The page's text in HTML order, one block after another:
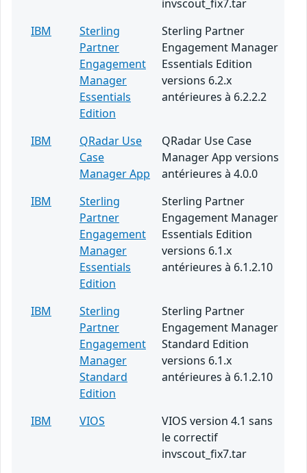
invscout_fix7.tar
IBM
Sterling
Partner
Engagement
Manager
Essentials
Edition
Sterling Partner
Engagement Manager
Essentials Edition
versions 6.2.x
antérieures à 6.2.2.2
IBM
QRadar Use
Case
Manager App
QRadar Use Case
Manager App versions
antérieures à 4.0.0
IBM
Sterling
Partner
Engagement
Manager
Essentials
Edition
Sterling Partner
Engagement Manager
Essentials Edition
versions 6.1.x
antérieures à 6.1.2.10
IBM
Sterling
Partner
Engagement
Manager
Standard
Edition
Sterling Partner
Engagement Manager
Standard Edition
versions 6.1.x
antérieures à 6.1.2.10
IBM VIOS
VIOS version 4.1 sans
le correctif
invscout_fix7.tar